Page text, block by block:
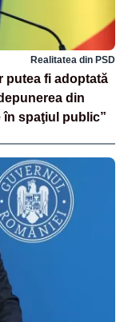
Realitatea din PSD
putea fi adoptată
din
spaţiul public”